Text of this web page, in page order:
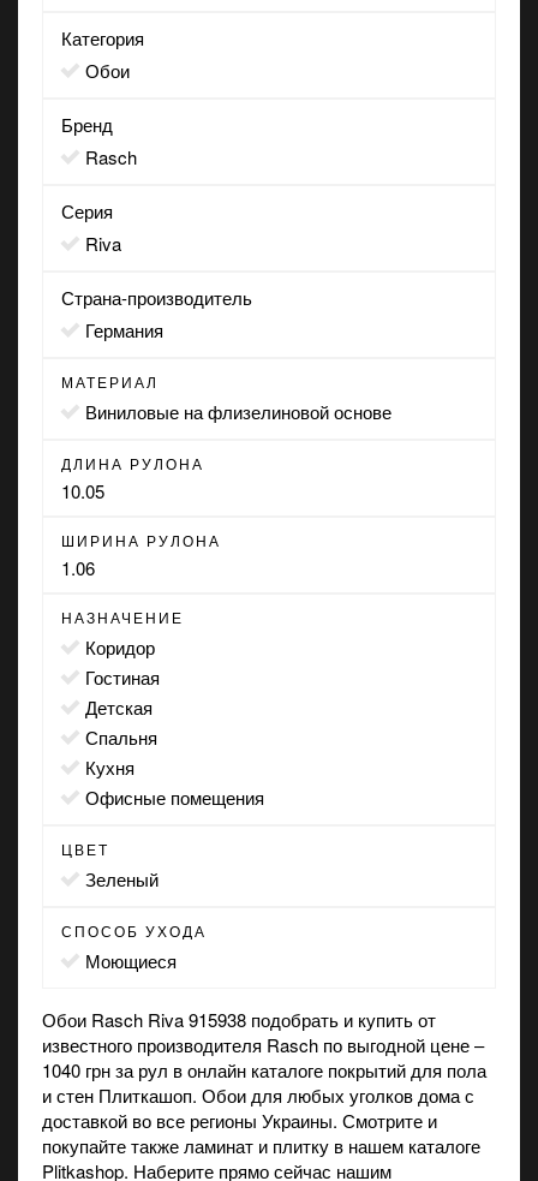
Категория
Обои
Бренд
Rasch
Серия
Riva
Страна-производитель
Германия
МАТЕРИАЛ
виниловые на флизелиновой основе
ДЛИНА РУЛОНА
10.05
ШИРИНА РУЛОНА
1.06
НАЗНАЧЕНИЕ
коридор
гостиная
детская
спальня
кухня
офисные помещения
ЦВЕТ
зеленый
СПОСОБ УХОДА
моющиеся
Обои Rasch Riva 915938 подобрать и купить от
известного производителя Rasch по выгодной цене –
1040 грн за рул в онлайн каталоге покрытий для пола
и стен Плиткашоп. Обои для любых уголков дома с
доставкой во все регионы Украины. Смотрите и
покупайте также ламинат и плитку в нашем каталоге
Plitkashop. Наберите прямо сейчас нашим